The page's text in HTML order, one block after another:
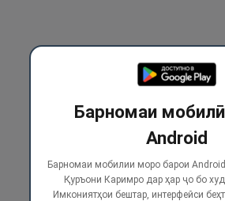
Барномаи
Android
Барномаи мобилии моро барои
Қуръони Каримро дар ҳар ҷо бо
Имкониятҳои бештар, интерфейси